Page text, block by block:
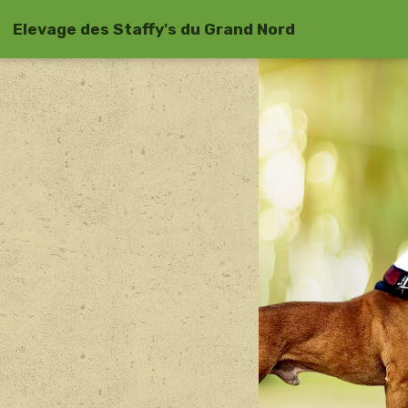
Elevage des Staffy's du Grand Nord